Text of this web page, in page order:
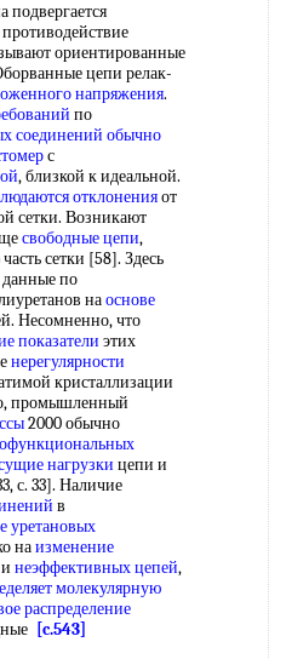
противодействие
ориентированные
цепи релак-
напряжения.
по
соединений обычно
с
, близкой к идеальной.
отклоненияот
сетки. Возникают
свободные цепи,
сетки [58]. Здесь
по
наоснове
Несомненно, что
показатели этих
нерегулярности
кристаллизации
промышленный
2000 обычно
нагрузки цепи и
с. 33]. Наличие
в
уретановых
наизменение
неэффективных цепей,
молекулярную
распределение
[c.543]